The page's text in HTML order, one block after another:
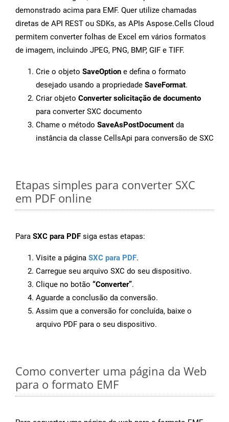
demonstrado acima para EMF. Quer utilize chamadas
diretas de API REST ou SDKs, as APIs Aspose.Cells Cloud
permitem converter folhas de Excel em vários formatos
de imagem, incluindo JPEG, PNG, BMP, GIF e TIFF.
Crie o objeto SaveOption e defina o formato
desejado usando a propriedade SaveFormat.
Criar objeto Converter solicitação de documento
para converter SXC documento
Chame o método SaveAsPostDocument da
instância da classe CellsApi para conversão de SXC
Etapas simples para converter SXC
em PDF online
Para SXC para PDF siga estas etapas:
Visite a página SXC para PDF.
Carregue seu arquivo SXC do seu dispositivo.
Clique no botão “Converter”.
Aguarde a conclusão da conversão.
Assim que a conversão for concluída, baixe o
arquivo PDF para o seu dispositivo.
Como converter uma página da Web
para o formato EMF